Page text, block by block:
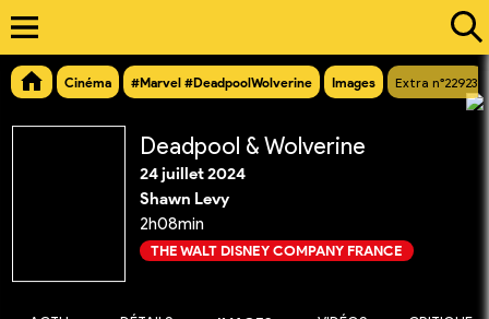
Cinéma #Marvel #DeadpoolWolverine Images Extra n°22923
Deadpool & Wolverine
24 juillet 2024
Shawn Levy
2h08min
THE WALT DISNEY COMPANY FRANCE